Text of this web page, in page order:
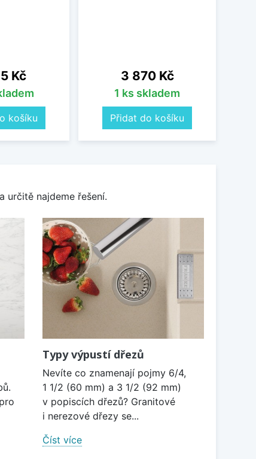
Kč
košíku
Cena
3 870 Kč
1 ks skladem
Přidat do košíku
určitě najdeme řešení.
Typy výpustí dřezů
Nevíte co znamenají pojmy 6/4,
1 1/2 (60 mm) a 3 1/2 (92 mm)
v popiscích dřezů? Granitové
i nerezové dřezy se...
Číst více